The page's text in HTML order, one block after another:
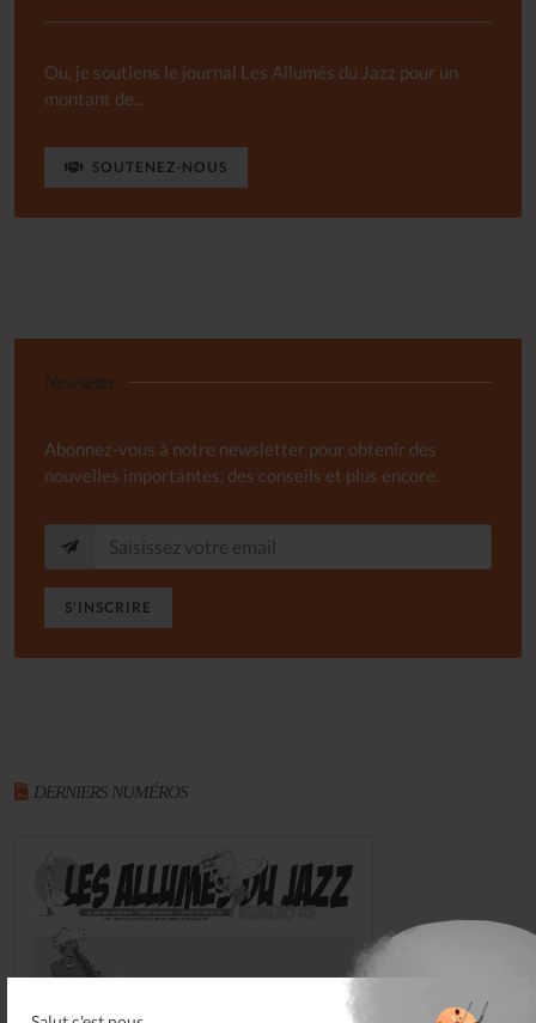
Ou, je soutiens le journal Les Allumés du Jazz pour un
montant de...
SOUTENEZ-NOUS
Newsletter
Abonnez-vous à notre newsletter pour obtenir des
nouvelles importantes, des conseils et plus encore.
S'INSCRIRE
DERNIERS NUMÉROS